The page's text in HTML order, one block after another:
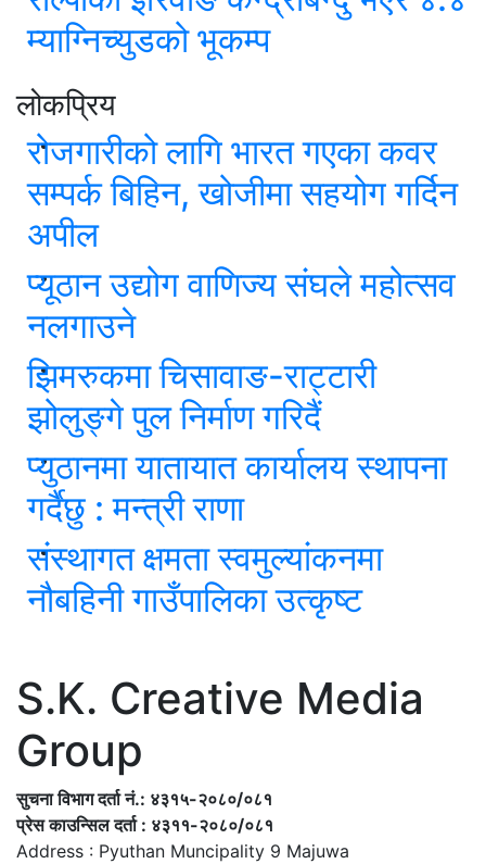
म्याग्निच्युडको भूकम्प
लोकप्रिय
रोजगारीको लागि भारत गएका कवर
सम्पर्क बिहिन, खोजीमा सहयोग गर्दिन
अपील
प्यूठान उद्योग वाणिज्य संघले महोत्सव
नलगाउने
झिमरुकमा चिसावाङ-राट्टारी
झोलुङ्गे पुल निर्माण गरिदैं
प्युठानमा यातायात कार्यालय स्थापना
गर्दैछु : मन्त्री राणा
संस्थागत क्षमता स्वमुल्यांकनमा
नौबहिनी गाउँपालिका उत्कृष्ट
S.K. Creative Media
Group
सुचना विभाग दर्ता नं.: ४३१५-२०८०/०८१
प्रेस काउन्सिल दर्ता : ४३११-२०८०/०८१
Address : Pyuthan Muncipality 9 Majuwa